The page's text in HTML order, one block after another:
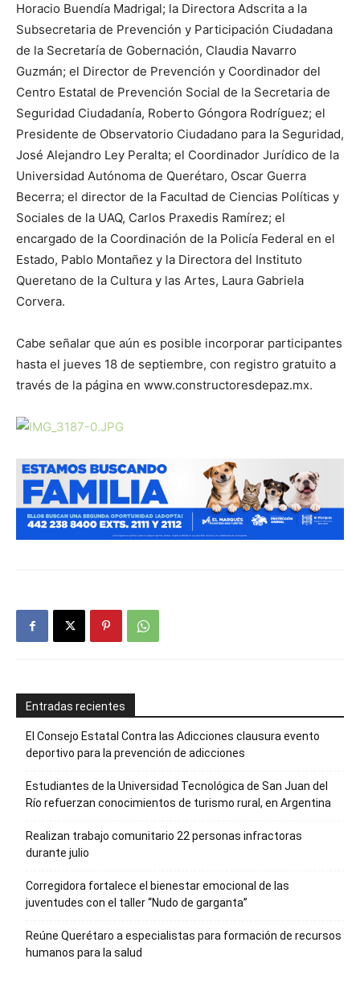
Horacio Buendía Madrigal; la Directora Adscrita a la
Subsecretaria de Prevención y Participación Ciudadana
de la Secretaría de Gobernación, Claudia Navarro
Guzmán; el Director de Prevención y Coordinador del
Centro Estatal de Prevención Social de la Secretaria de
Seguridad Ciudadanía, Roberto Góngora Rodríguez; el
Presidente de Observatorio Ciudadano para la Seguridad,
José Alejandro Ley Peralta; el Coordinador Jurídico de la
Universidad Autónoma de Querétaro, Oscar Guerra
Becerra; el director de la Facultad de Ciencias Políticas y
Sociales de la UAQ, Carlos Praxedis Ramírez; el
encargado de la Coordinación de la Policía Federal en el
Estado, Pablo Montañez y la Directora del Instituto
Queretano de la Cultura y las Artes, Laura Gabriela
Corvera.
Cabe señalar que aún es posible incorporar participantes
hasta el jueves 18 de septiembre, con registro gratuito a
través de la página en www.constructoresdepaz.mx.
Entradas recientes
El Consejo Estatal Contra las Adicciones clausura evento
deportivo para la prevención de adicciones
Estudiantes de la Universidad Tecnológica de San Juan del
Río refuerzan conocimientos de turismo rural, en Argentina
Realizan trabajo comunitario 22 personas infractoras
durante julio
Corregidora fortalece el bienestar emocional de las
juventudes con el taller ‘‘Nudo de garganta’’
Reúne Querétaro a especialistas para formación de recursos
humanos para la salud